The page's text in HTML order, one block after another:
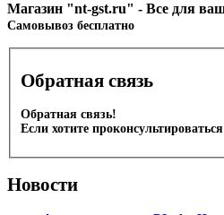
Магазин "nt-gst.ru" - Все для
Cамовывоз бесплатно
Обратная связь
Обратная связь!
Если хотите
Новости